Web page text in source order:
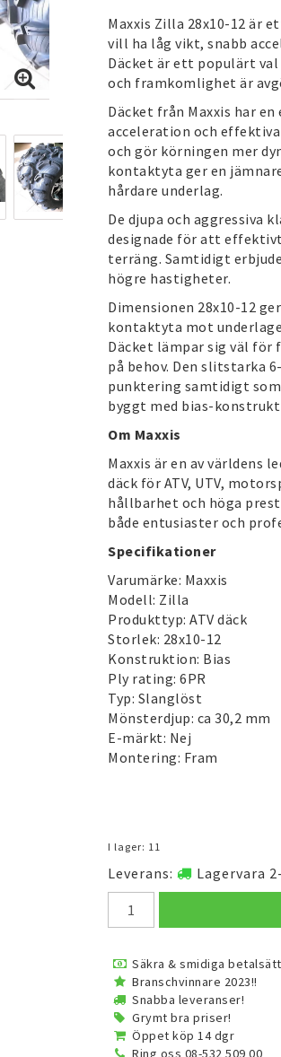
Maxxis Zilla 28x10-12 är
vill ha låg vikt, snabb
Däcket är ett populärt
och framkomlighet är
Däcket från Maxxis har
acceleration och
och gör körningen mer
kontaktyta ger en
hårdare underlag.
De djupa och aggressiva
designade för att
terräng. Samtidigt
högre hastigheter.
Dimensionen 28x10-12
kontaktyta mot
Däcket lämpar sig väl för
på behov. Den slitstarka
punktering samtidigt
byggt med bias-
Om Maxxis
Maxxis är en av världens
däck för ATV, UTV,
hållbarhet och höga
både entusiaster och
Specifikationer
Varumärke: Maxxis
Modell: Zilla
Produkttyp: ATV däck
Storlek: 28x10-12
Konstruktion: Bias
Ply rating: 6PR
Typ: Slanglöst
Mönsterdjup: ca 30,2 mm
E-märkt: Nej
Montering: Fram
I lager: 11
Leverans: Lagervara
Säkra & smidiga betalsätt
Branschvinnare 2023!!
Snabba leveranser!
Grymt bra priser!
Öppet köp 14 dgr
Ring oss 08-532 509 00